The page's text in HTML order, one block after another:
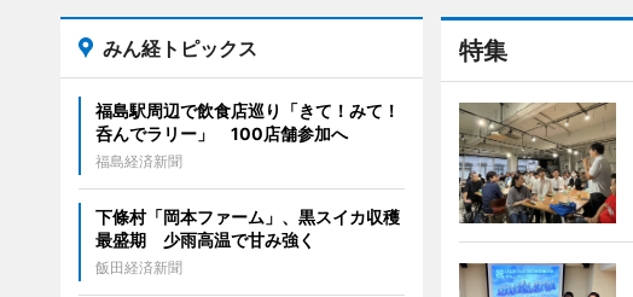
特集
みん経トピックス
福島駅周辺で飲食店巡り「きて！みて！
呑んでラリー」 100店舗参加へ
福島経済新聞
下條村「岡本ファーム」、黒スイカ収穫
最盛期 少雨高温で甘み強く
飯田経済新聞